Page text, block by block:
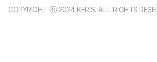
COPYRIGHT ⓒ 2024 KERIS. ALL RIGHTS